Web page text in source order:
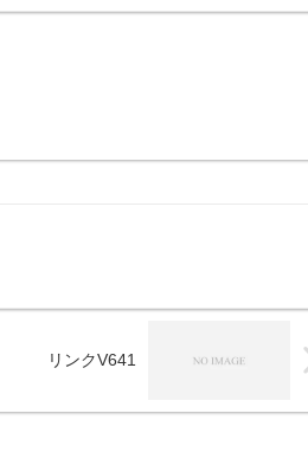
リンクV641